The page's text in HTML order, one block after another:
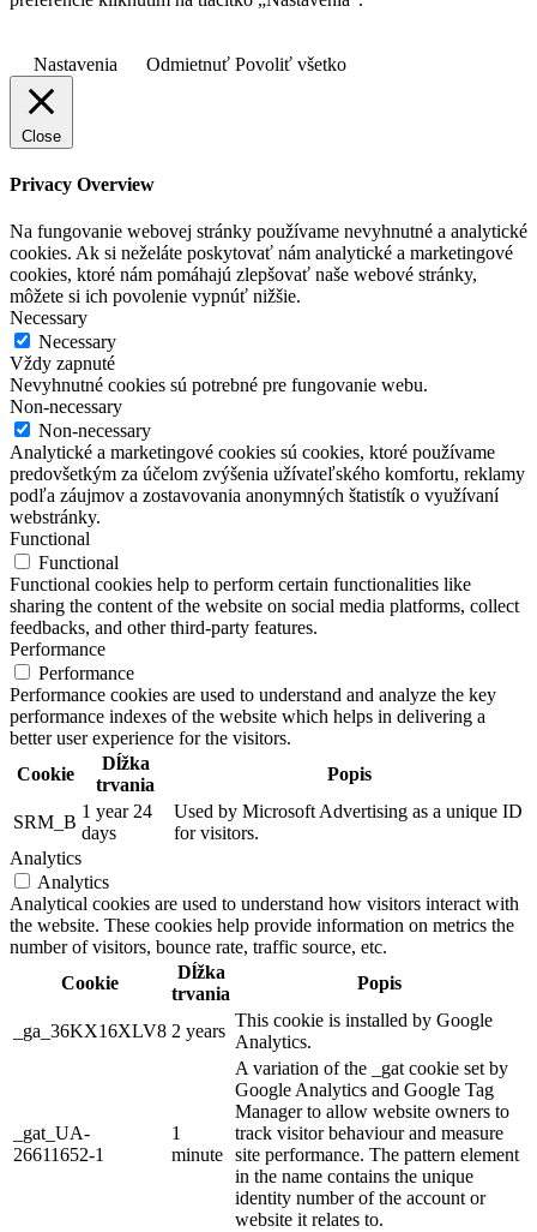
Nastavenia Odmietnuť Povoliť všetko
Close
Privacy Overview
Na fungovanie webovej stránky používame nevyhnutné a analytické
cookies. Ak si neželáte poskytovať nám analytické a marketingové
cookies, ktoré nám pomáhajú zlepšovať naše webové stránky,
môžete si ich povolenie vypnúť nižšie.
Necessary
Necessary
Vždy zapnuté
Nevyhnutné cookies sú potrebné pre fungovanie webu.
Non-necessary
Non-necessary
Analytické a marketingové cookies sú cookies, ktoré používame
predovšetkým za účelom zvýšenia užívateľského komfortu, reklamy
podľa záujmov a zostavovania anonymných štatistík o využívaní
webstránky.
Functional
Functional
Functional cookies help to perform certain functionalities like
sharing the content of the website on social media platforms, collect
feedbacks, and other third-party features.
Performance
Performance
Performance cookies are used to understand and analyze the key
performance indexes of the website which helps in delivering a
better user experience for the visitors.
Cookie
Dĺžka
trvania
Popis
SRM_B
1 year 24
days
Used by Microsoft Advertising as a unique ID
for visitors.
Analytics
Analytics
Analytical cookies are used to understand how visitors interact with
the website. These cookies help provide information on metrics the
number of visitors, bounce rate, traffic source, etc.
Cookie
Dĺžka
trvania
Popis
_ga_36KX16XLV8 2 years
This cookie is installed by Google
Analytics.
_gat_UA-
26611652-1
1
minute
A variation of the _gat cookie set by
Google Analytics and Google Tag
Manager to allow website owners to
track visitor behaviour and measure
site performance. The pattern element
in the name contains the unique
identity number of the account or
website it relates to.